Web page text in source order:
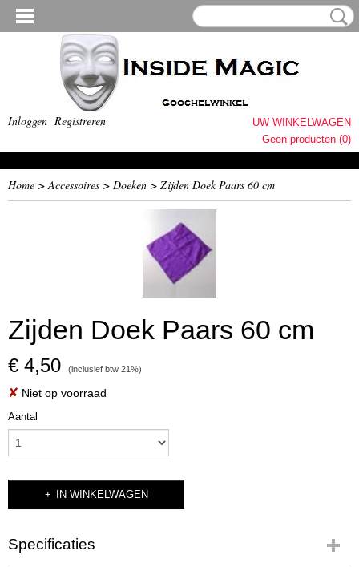
Inloggen Registreren
UW WINKELWAGEN
Geen producten (0)
Home >Accessoires > Doeken > Zijden Doek Paars 60 cm
Zijden Doek Paars 60 cm
€ 4,50 (inclusief btw 21%)
✘ Niet op voorraad
Aantal
IN WINKELWAGEN
Specificaties